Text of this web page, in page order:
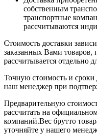
собственным
транспортные
рассчитываются
Стоимость доставки
заказанных Вами товаров,
рассчитывается отдельно
Точную стоимость и
наш менеджер при
Предварительную
рассчитать на
компаний.Вес брутто
уточняйте у нашего